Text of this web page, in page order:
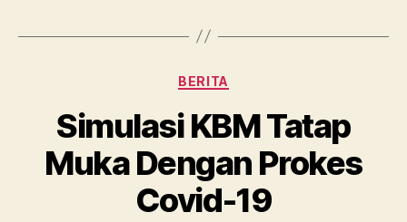
Kategori
BERITA
Simulasi KBM Tatap
Muka Dengan Prokes
Covid-19